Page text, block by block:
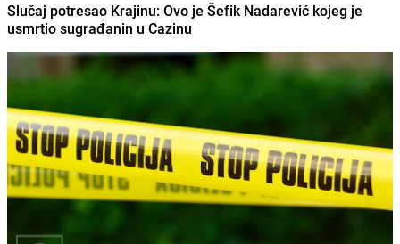
Slučaj potresao Krajinu: Ovo je Šefik Nadarević kojeg je
usmrtio sugrađanin u Cazinu